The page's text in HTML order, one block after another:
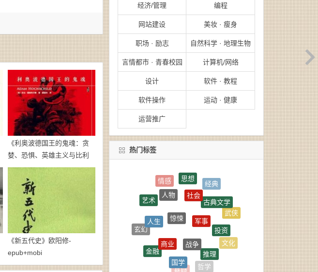
《利奥波德国王的鬼魂：贪
婪、恐惧、英雄主义与比利
时的非洲殖民地》亚当·霍赫
希尔德-pdf
《新五代史》欧阳修-
epub+mobi
经济/管理 编程
网站建设 美妆 · 瘦身
职场 · 励志 自然科学 · 地理生物
言情都市 · 青春校园 计算机/网络
设计 软件 · 教程
软件操作 运动 · 健康
运营推广
热门标签
思想
艺术
人物
社会
古典文学
武侠
玄幻
人生
惊悚
军事
投资
文化
政治
管理
商业
战争
哲学
悬疑
国学